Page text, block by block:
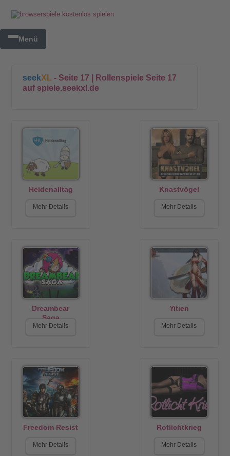
Menü
seekXL - Seite 17 | Rollenspiele Seite 17
auf spiele.seekxl.de
Knastvögel
Mehr Details
Heldenalltag
Mehr Details
Yitien
Mehr Details
Dreambear
Saga
Mehr Details
Rotlichtkrieg
Mehr Details
Freedom Resist
Mehr Details